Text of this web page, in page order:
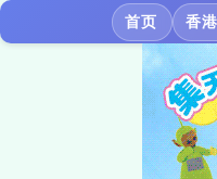
首页 香